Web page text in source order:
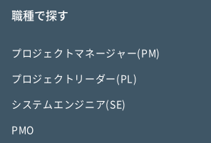
職種で探す
プロジェクトマネージャー(PM)
プロジェクトリーダー(PL)
システムエンジニア(SE)
PMO